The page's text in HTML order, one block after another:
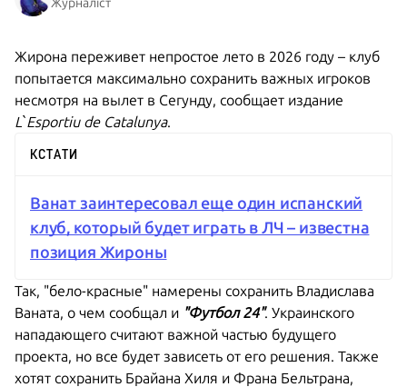
Жирона переживет непростое лето в 2026 году – клуб
попытается максимально сохранить важных игроков
несмотря на вылет в Сегунду, сообщает издание
L`Esportiu de Catalunya.
КСТАТИ
Ванат заинтересовал еще один испанский
клуб, который будет играть в ЛЧ – известна
позиция Жироны
Так, "бело-красные" намерены сохранить Владислава
Ваната, о чем сообщал и "Футбол 24". Украинского
нападающего считают важной частью будущего
проекта, но все будет зависеть от его решения. Также
хотят сохранить Брайана Хиля и Франа Бельтрана,